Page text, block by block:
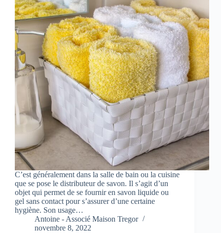
C’est généralement dans la salle de bain ou la cuisine
que se pose le distributeur de savon. Il s’agit d’un
objet qui permet de se fournir en savon liquide ou
gel sans contact pour s’assurer d’une certaine
hygiène. Son usage…
Antoine - Associé Maison Tregor
novembre 8, 2022